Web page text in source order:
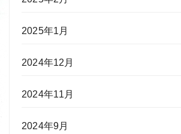
2025年1月
2024年12月
2024年11月
2024年9月